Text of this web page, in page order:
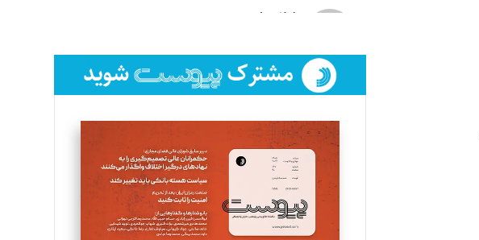
لیلا حنارود
فائزه فتحی رستمی
تحریریه
سروش کرمیان
تحریریه